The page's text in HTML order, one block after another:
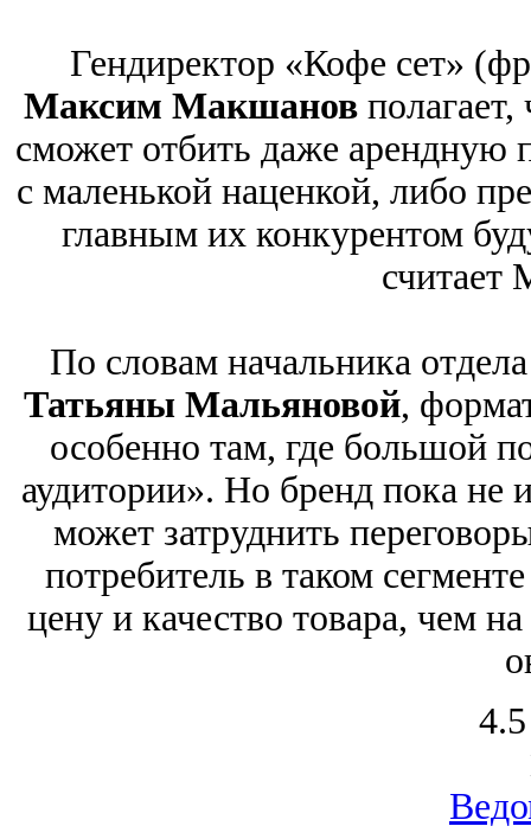
Гендиректор «Кофе сет»
Максим Макшановполагает,
сможет отбить даже арендную
с маленькой наценкой, либо
главным их конкурентом
считает
По словам начальника
Татьяны Мальяновой,
особенно там, где большой
аудитории». Но бренд пока не
может затруднить
потребитель в таком
цену и качество товара, чем